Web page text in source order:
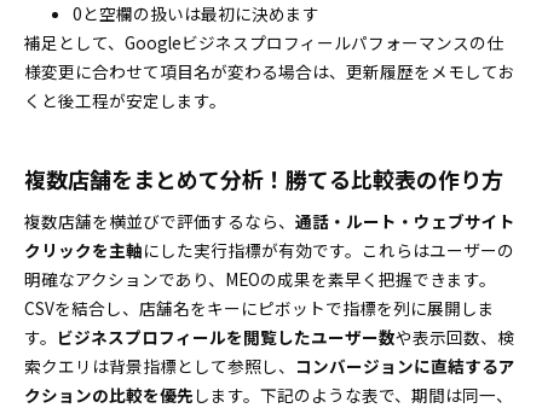
0と空欄の扱いは最初に決めます
補足として、Googleビジネスプロフィールパフォーマンスの仕
様変更に合わせて項目名が変わる場合は、更新履歴をメモしてお
くと後工程が安定します。
複数店舗をまとめて分析！勝てる比較表の作り方
複数店舗を横並びで評価するなら、 通話・ルート・ウェブサイト
クリックを主軸にした実行指標が有効です。これらはユーザーの
明確なアクションであり、MEOの成果を素早く把握できます。
CSVを結合し、店舗名をキーにピボットで指標を列に展開しま
す。 ビジネスプロフィールを閲覧したユーザー数や表示回数、検
索クエリは背景指標として参照し、 コンバージョンに直結するア
クションの比較を優先 します。下記のような表で、期間は同一、